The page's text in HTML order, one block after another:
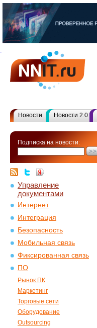
Новости Новости 2.0
Подписка на новости:
Управление
документами
Интернет
Интеграция
Безопасность
Мобильная связь
Фиксированная связь
ПО
Рынок ПК
Маркетинг
Торговые сети
Оборудование
Outsourcing